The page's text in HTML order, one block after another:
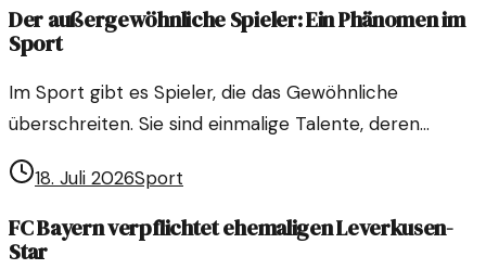
Der außergewöhnliche Spieler: Ein Phänomen im
Sport
Im Sport gibt es Spieler, die das Gewöhnliche
überschreiten. Sie sind einmalige Talente, deren
Fähigkeiten die Grenzen der Vorstellungskraft
sprengen. Was macht sie so besonders?
18. Juli 2026Sport
FC Bayern verpflichtet ehemaligen Leverkusen-
Star